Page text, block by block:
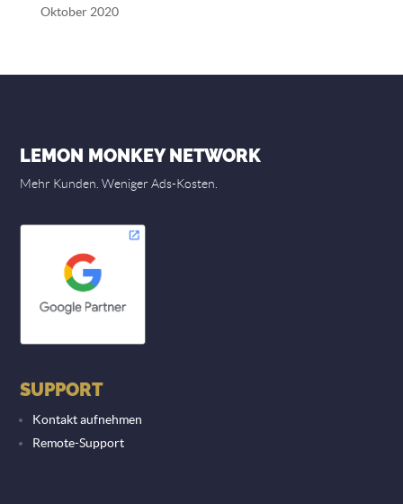
Oktober 2020
LEMON MONKEY NETWORK
Mehr Kunden. Weniger Ads-Kosten.
SUPPORT
Kontakt aufnehmen
Remote-Support